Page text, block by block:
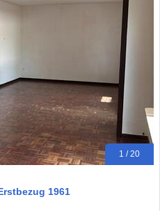
1 / 20
1961